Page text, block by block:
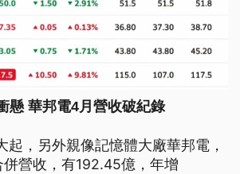
懸 華邦電4月營收破紀錄
起，另外親像記憶體大廠華邦電，
營收，有192.45億，年增